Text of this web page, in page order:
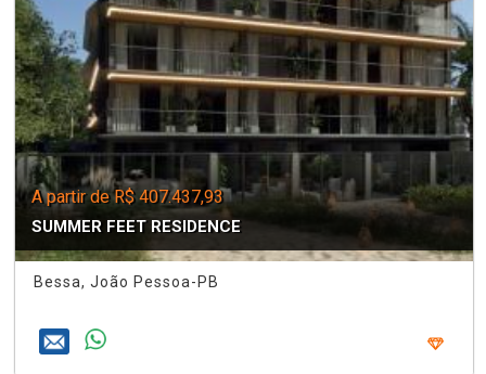
A partir de R$ 407.437,93
SUMMER FEET RESIDENCE
Bessa, João Pessoa-PB